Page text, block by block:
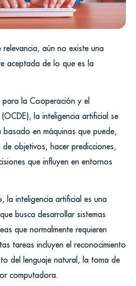
aún no existe una
aceptada de lo que es la
la Cooperación y el
la inteligencia artificial se
basado en máquinas que puede,
objetivos, hacer predicciones,
que influyen en entornos
la inteligencia artificial es una
busca desarrollar sistemas
que normalmente requieren
tareas incluyen el reconocimiento
del lenguaje natural, la toma de
computadora.